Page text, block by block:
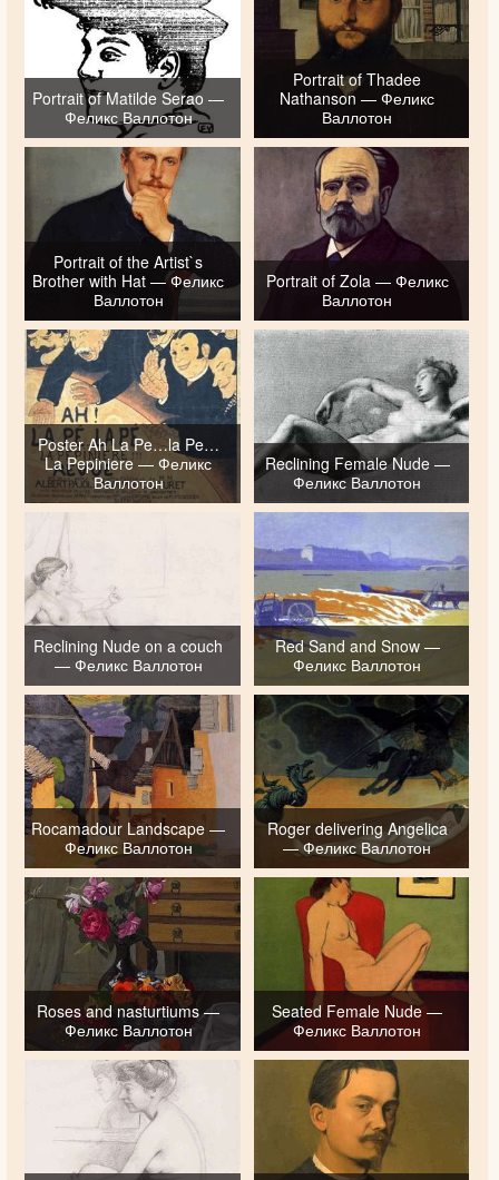
Portrait of Matilde Serao —
Феликс Валлотон
Portrait of Thadee
Nathanson — Феликс
Валлотон
Portrait of the Artist`s
Brother with Hat — Феликс
Валлотон
Portrait of Zola — Феликс
Валлотон
Poster Ah La Pe…la Pe…
La Pepiniere — Феликс
Валлотон
Reclining Female Nude —
Феликс Валлотон
Reclining Nude on a couch
— Феликс Валлотон
Red Sand and Snow —
Феликс Валлотон
Rocamadour Landscape —
Феликс Валлотон
Roger delivering Angelica
— Феликс Валлотон
Roses and nasturtiums —
Феликс Валлотон
Seated Female Nude —
Феликс Валлотон